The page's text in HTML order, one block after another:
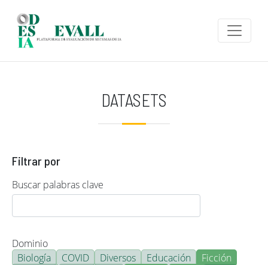
DATASETS
Filtrar por
Buscar palabras clave
Dominio
Biología
COVID Diversos Educación
Ficción